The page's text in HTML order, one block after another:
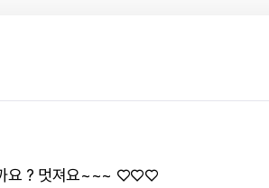
까요 ? 멋져요~~~ ♡♡♡